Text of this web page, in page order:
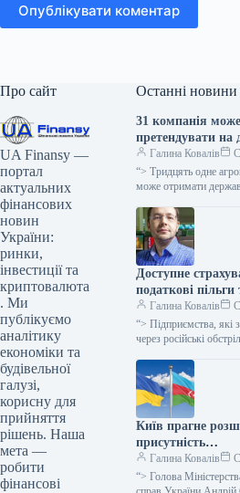
Опублікувати коментар
Про сайт
UA Finansy —
портал
актуальних
фінансових
новин
України:
ринки,
інвестиції та
криптовалюта
. Ми
публікуємо
аналітику
економіки та
будівельної
галузі,
корисну для
прийняття
рішень. Наша
мета —
робити
фінансові
Останні новини
31 компанія може
претендувати на
компенсацію
зведення ферм.
Галина Ковалів
“> Тридцять одне
може отримати
зведення та
тваринницьких
поінформувала
Доступне
податкові
на відновлення
постраждав, –
Rozetka
Галина Ковалів
“> Підприємства, які
через російські
втрат, зокрема,
страхування за
Київ прагне
присутність
диверсифікувати
Галина Ковалів
“> Голова